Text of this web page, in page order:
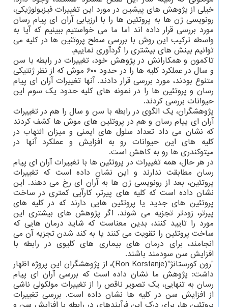
خیلی از پژوهش های پیشین در مورد این تغییرات فیزیولوژیکی،
رونویسی ژن ها به پروتئین ها را با ارزیابی آران ای پیام رسان
مورد بررسی قرار داده اند اما ما می خواستیم ببینیم که آیا به
واسطه ترکیب این روش با بررسی سطح پروتئین ها در کلیه می
توانیم بینش های بیشتری را گردآوری نماییم.
تاکمون و همکارانش در پژوهش خود، تغییرات در رابطه با سن
و سال در عملکرد کلیه ها را در حدود ۶۰۰ موش که از نظر ژنتیکی
متنوع بودند، مورد بررسی قرار دادند. آنها تغییرات آران ای پیام
رسان و پروتئین ها را در نمونه های کلیه حدود یک سوم این
حیوانات بررسی کردند.
پژوهشگران، یک الگوی در رابطه با سن و سال را هم در تغییرات
آران ای پیام رسان و هم در پروتئین های موش ها کشف کردند
که نشان می داد تعداد سلول های ایمنی و میزان التهاب در
کلیه های این حیوانات رو به افزایش و عملکرد آنها در
میتوکندری ها رو به کاهش است.
در هر حال، همه تغییرات در پروتئین ها با تغییرات آران ای پیام
رسان مطابقت ندارند و این نشان داده است که تغییرات
پروتئین، بعد از رونویسی ژن ها به آران ای رخ می دهند. این
نشان داده است که کلیه های پیرتر، کارآیی کمتری در ساخت
پروتئین های جدید یا پروتئین هایی دارند که در کلیه های
پیرتر، زودتر تجزیه می شوند. اگر پژوهش های بیشتری این
مورد را تایید کنند، بدین معناست که شاید درمان هایی که
ساخت پروتئین را تقویت می کنند یا به کند شدن تجزیه آن می
انجامند، برای درمان های بیماری های کلیوی در رابطه با
افزایش سن سودمند باشند.
"رون کورستانژ"(Ron Korstanje)، از پژوهشگران این پروژه اظهار
داشت: پژوهش ما نشان داده است که بررسی آران ای پیام
رسان به تنهایی، یک تصویر ناقص را از تغییرات مولکولی ناشی
از افزایش سن در کلیه ها نشان داده است. بررسی تغییرات